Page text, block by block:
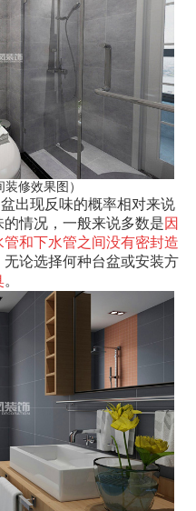
装修效果图）
出现反味的概率相对来说
情况，一般来说多数是因
和下水管之间没有密封造
论选择何种台盆或安装方
。